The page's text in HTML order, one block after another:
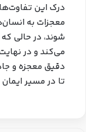
درک این
معجزات به
شوند، در حالی
می‌کند و در
دقیق معجزه و
تا در مسیر